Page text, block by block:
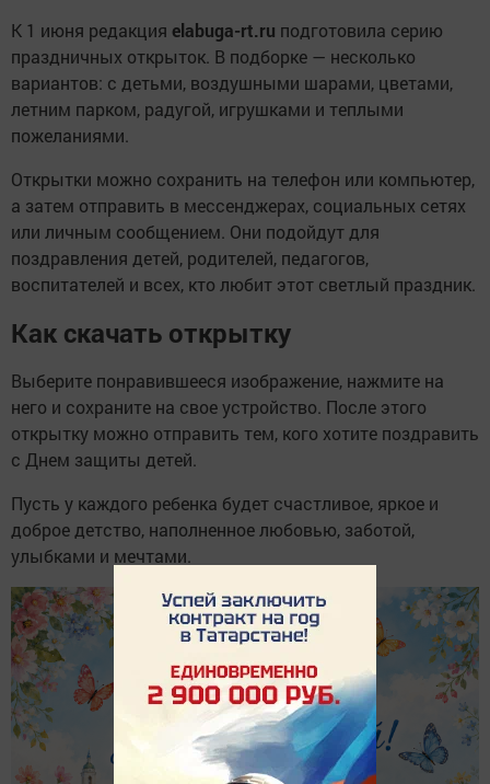
К 1 июня редакция elabuga-rt.ru подготовила серию
праздничных открыток. В подборке — несколько
вариантов: с детьми, воздушными шарами, цветами,
летним парком, радугой, игрушками и теплыми
пожеланиями.
Открытки можно сохранить на телефон или компьютер,
а затем отправить в мессенджерах, социальных сетях
или личным сообщением. Они подойдут для
поздравления детей, родителей, педагогов,
воспитателей и всех, кто любит этот светлый праздник.
Как скачать открытку
Выберите понравившееся изображение, нажмите на
него и сохраните на свое устройство. После этого
открытку можно отправить тем, кого хотите поздравить
с Днем защиты детей.
Пусть у каждого ребенка будет счастливое, яркое и
доброе детство, наполненное любовью, заботой,
улыбками и мечтами.